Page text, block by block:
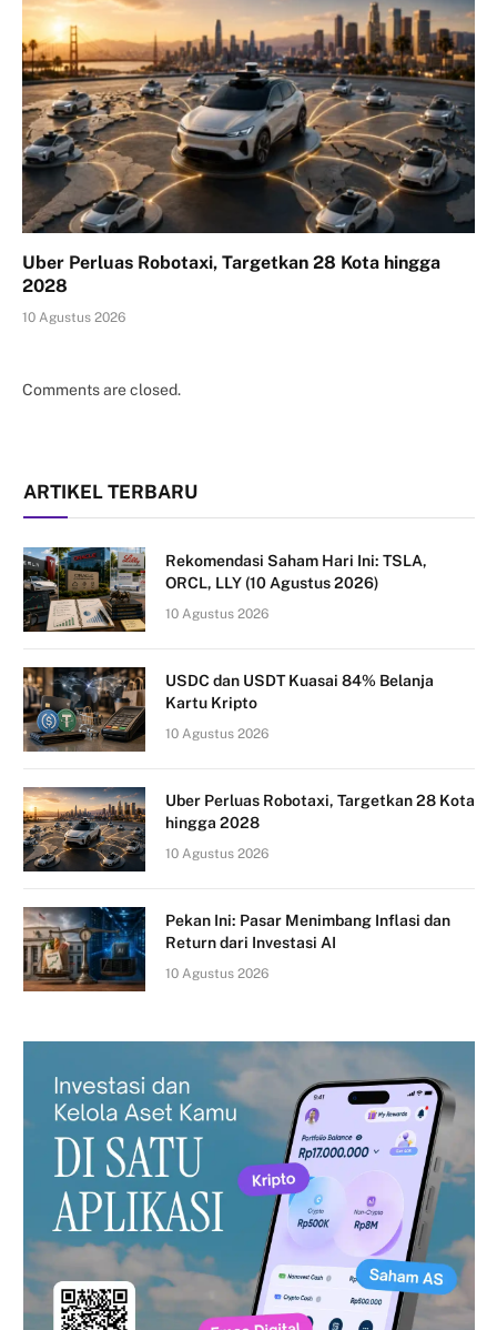
Uber Perluas Robotaxi, Targetkan 28 Kota hingga
2028
10 Agustus 2026
Comments are closed.
ARTIKEL TERBARU
Rekomendasi Saham Hari Ini: TSLA,
ORCL, LLY (10 Agustus 2026)
10 Agustus 2026
USDC dan USDT Kuasai 84% Belanja
Kartu Kripto
10 Agustus 2026
Uber Perluas Robotaxi, Targetkan 28 Kota
hingga 2028
10 Agustus 2026
Pekan Ini: Pasar Menimbang Inflasi dan
Return dari Investasi AI
10 Agustus 2026